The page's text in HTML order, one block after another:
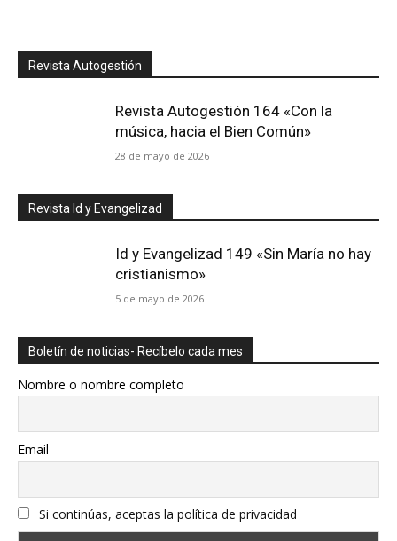
Revista Autogestión
Revista Autogestión 164 «Con la
música, hacia el Bien Común»
28 de mayo de 2026
Revista Id y Evangelizad
Id y Evangelizad 149 «Sin María no hay
cristianismo»
5 de mayo de 2026
Boletín de noticias- Recíbelo cada mes
Nombre o nombre completo
Email
Si continúas, aceptas la política de privacidad